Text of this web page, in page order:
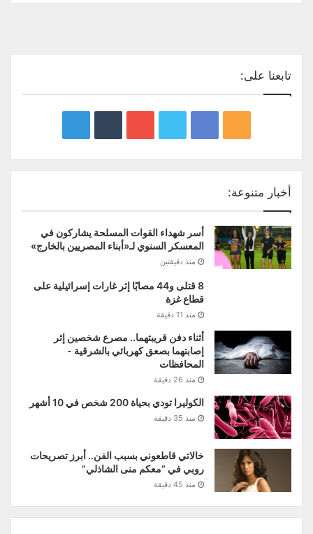
تابعنا على:
أخبار متنوعة:
أسر شهداء القوات المسلحة يشاركون في
المعسكر السنوي لـ«أبناء المصريين بالخارج»
منذ دقيقتين
8 قتلى و44 مصابًا إثر غارات إسرائيلية على
قطاع غزة
منذ 11 دقيقة
أثناء دفن قريبتهما.. مصرع شخصين إثر
إصابتهما بصعق كهربائي بالشرقية -
المحافظات
منذ 26 دقيقة
الكوليرا تودي بحياة 200 شخص في 10 أشهر
منذ 35 دقيقة
خالاتي قاطعوني بسبب الفن.. أبرز تصريحات
روبي في “معكم منى الشاذلي”
منذ 45 دقيقة